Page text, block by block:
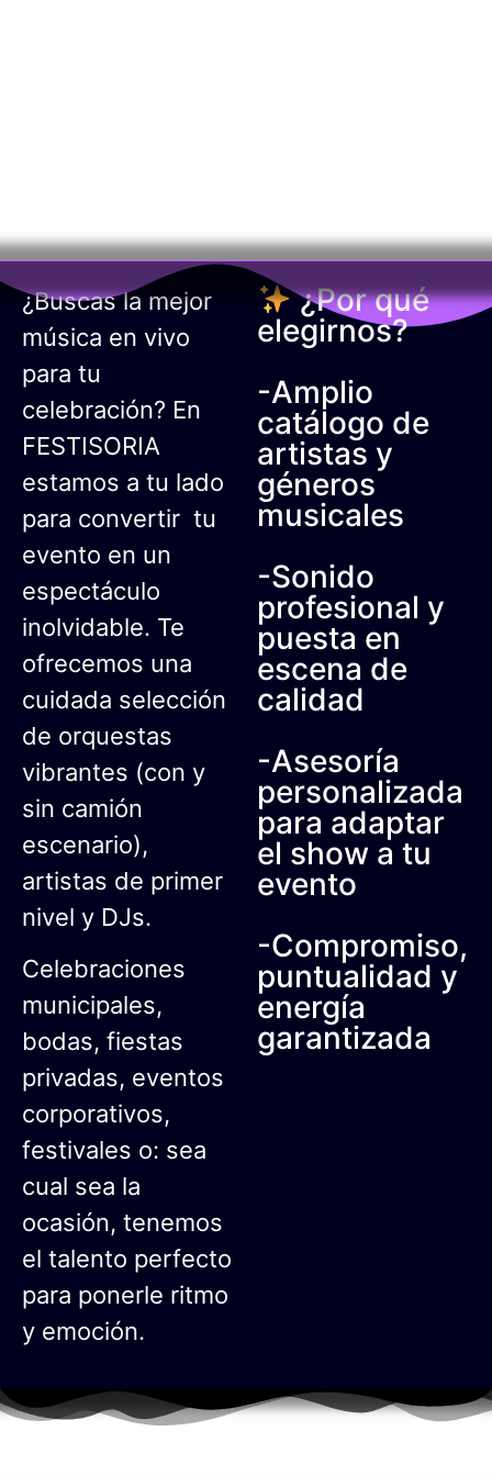
¿Buscas la mejor
música en vivo
para tu
celebración? En
FESTISORIA
estamos a tu lado
para convertir tu
evento en un
espectáculo
inolvidable. Te
ofrecemos una
cuidada selección
de orquestas
vibrantes (con y
sin camión
escenario),
artistas de primer
nivel y DJs.
Celebraciones
municipales,
bodas, fiestas
privadas, eventos
corporativos,
festivales o: sea
cual sea la
ocasión, tenemos
el talento perfecto
para ponerle ritmo
y emoción.
¿Por qué
elegirnos?
-Amplio
catálogo de
artistas y
géneros
musicales
-Sonido
profesional y
puesta en
escena de
calidad
-Asesoría
personalizada
para adaptar
el show a tu
evento
-Compromiso,
puntualidad y
energía
garantizada